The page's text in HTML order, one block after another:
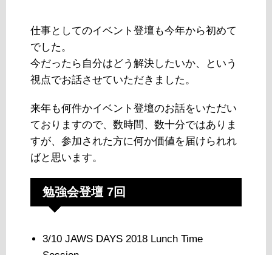
仕事としてのイベント登壇も今年から初めて
でした。
今だったら自分はどう解決したいか、という
視点でお話させていただきました。
来年も何件かイベント登壇のお話をいただい
ておりますので、数時間、数十分ではありま
すが、参加された方に何か価値を届けられれ
ばと思います。
勉強会登壇 7回
3/10 JAWS DAYS 2018 Lunch Time